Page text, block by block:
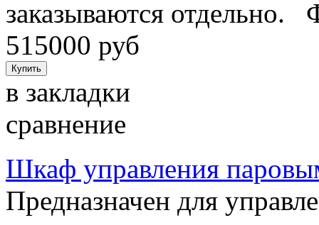
заказываются отдельно.
515000 руб
в закладки
сравнение
Шкаф управления
Предназначен для